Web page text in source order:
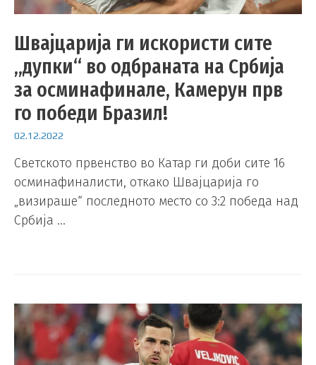
Швајцарија ги искористи сите
„дупки“ во одбраната на Србија
за осминафинале, Камерун прв
го победи Бразил!
02.12.2022
Светското првенство во Катар ги доби сите 16
осминафиналисти, откако Швајцарија го
„визираше“ последното место со 3:2 победа над
Србија …